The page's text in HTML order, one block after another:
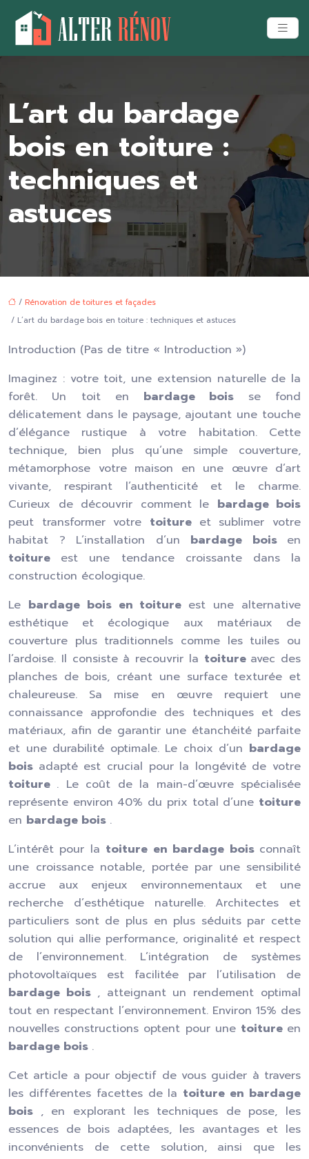
L’art du bardage
bois en toiture :
techniques et
astuces
/ Rénovation de toitures et façades
/ L’art du bardage bois en toiture : techniques et astuces
Introduction (Pas de titre « Introduction »)
Imaginez : votre toit, une extension naturelle de la
forêt. Un toit en bardage bois se fond
délicatement dans le paysage, ajoutant une touche
d’élégance rustique à votre habitation. Cette
technique, bien plus qu’une simple couverture,
métamorphose votre maison en une œuvre d’art
vivante, respirant l’authenticité et le charme.
Curieux de découvrir comment le bardage bois
peut transformer votre toiture et sublimer votre
habitat ? L’installation d’un bardage bois en
toiture est une tendance croissante dans la
construction écologique.
Le bardage bois en toiture est une alternative
esthétique et écologique aux matériaux de
couverture plus traditionnels comme les tuiles ou
l’ardoise. Il consiste à recouvrir la toiture avec des
planches de bois, créant une surface texturée et
chaleureuse. Sa mise en œuvre requiert une
connaissance approfondie des techniques et des
matériaux, afin de garantir une étanchéité parfaite
et une durabilité optimale. Le choix d’un bardage
bois adapté est crucial pour la longévité de votre
toiture . Le coût de la main-d’œuvre spécialisée
représente environ 40% du prix total d’une toiture
en bardage bois .
L’intérêt pour la toiture en bardage bois connaît
une croissance notable, portée par une sensibilité
accrue aux enjeux environnementaux et une
recherche d’esthétique naturelle. Architectes et
particuliers sont de plus en plus séduits par cette
solution qui allie performance, originalité et respect
de l’environnement. L’intégration de systèmes
photovoltaïques est facilitée par l’utilisation de
bardage bois , atteignant un rendement optimal
tout en respectant l’environnement. Environ 15% des
nouvelles constructions optent pour une toiture en
bardage bois .
Cet article a pour objectif de vous guider à travers
les différentes facettes de la toiture en bardage
bois , en explorant les techniques de pose, les
essences de bois adaptées, les avantages et les
inconvénients de cette solution, ainsi que les